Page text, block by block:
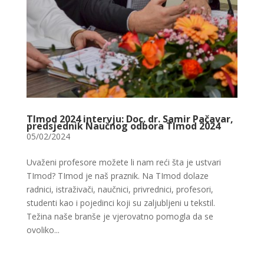
TImod 2024 intervju: Doc. dr. Samir Pačavar,
predsjednik Naučnog odbora TImod 2024
05/02/2024
Uvaženi profesore možete li nam reći šta je ustvari
TImod? TImod je naš praznik. Na TImod dolaze
radnici, istraživači, naučnici, privrednici, profesori,
studenti kao i pojedinci koji su zaljubljeni u tekstil.
Težina naše branše je vjerovatno pomogla da se
ovoliko...